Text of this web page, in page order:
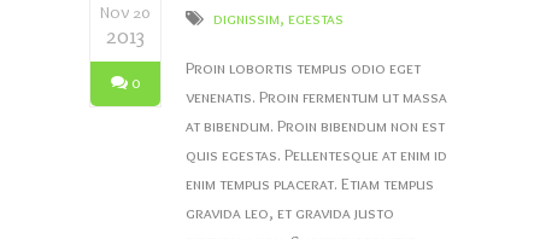
Nov 20
2013
0
dignissim, egestas
Proin lobortis tempus odio eget
venenatis. Proin fermentum ut massa
at bibendum. Proin bibendum non est
quis egestas. Pellentesque at enim id
enim tempus placerat. Etiam tempus
gravida leo, et gravida justo